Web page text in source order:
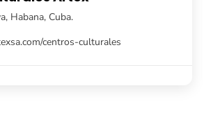
261, e/ Cuba y Aguiar, La Habana